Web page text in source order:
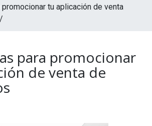
tu aplicación de venta
para promocionar
de venta de